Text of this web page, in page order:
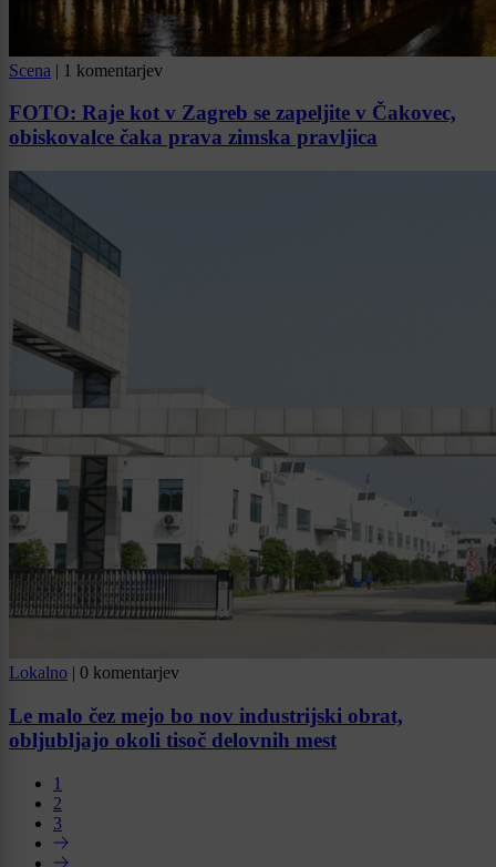
Scena | 1 komentarjev
FOTO: Raje kot v Zagreb se zapeljite v Čakovec,
obiskovalce čaka prava zimska pravljica
Lokalno | 0 komentarjev
Le malo čez mejo bo nov industrijski obrat,
obljubljajo okoli tisoč delovnih mest
1
2
3